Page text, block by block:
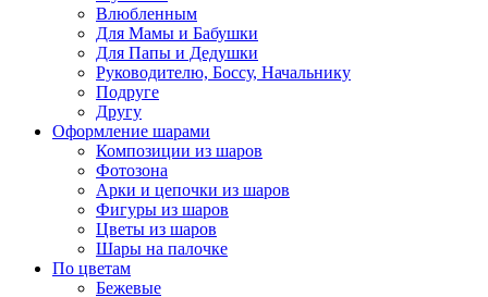
Влюбленным
Для Мамы и Бабушки
Для Папы и Дедушки
Руководителю, Боссу, Начальнику
Подруге
Другу
Оформление шарами
Композиции из шаров
Фотозона
Арки и цепочки из шаров
Фигуры из шаров
Цветы из шаров
Шары на палочке
По цветам
Бежевые